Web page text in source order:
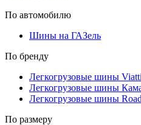
По автомобилю
Шины на ГАЗель
По бренду
Легкогрузовые шины
Легкогрузовые шины
Легкогрузовые шины
По размеру